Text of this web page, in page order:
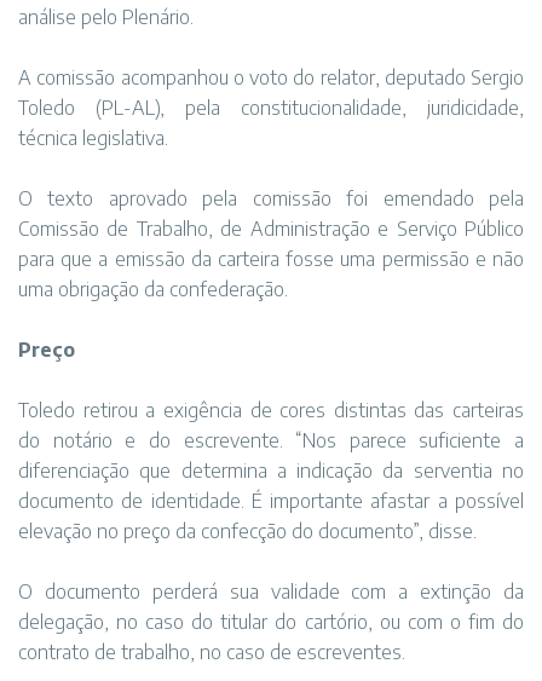
análise pelo Plenário.
A comissão acompanhou o voto do relator, deputado Sergio
Toledo (PL-AL), pela constitucionalidade, juridicidade,
técnica legislativa.
O texto aprovado pela comissão foi emendado pela
Comissão de Trabalho, de Administração e Serviço Público
para que a emissão da carteira fosse uma permissão e não
uma obrigação da confederação.
Preço
Toledo retirou a exigência de cores distintas das carteiras
do notário e do escrevente. “Nos parece suficiente a
diferenciação que determina a indicação da serventia no
documento de identidade. É importante afastar a possível
elevação no preço da confecção do documento”, disse.
O documento perderá sua validade com a extinção da
delegação, no caso do titular do cartório, ou com o fim do
contrato de trabalho, no caso de escreventes.